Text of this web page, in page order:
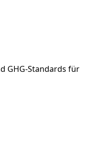
GHG-Standards für